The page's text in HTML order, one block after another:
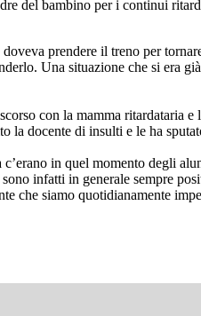
del bambino per i continui
prendere il treno per
Una situazione che si era
con la mamma ritardataria e
la docente di insulti e le ha
in quel momento degli
infatti in generale sempre
che siamo quotidianamente